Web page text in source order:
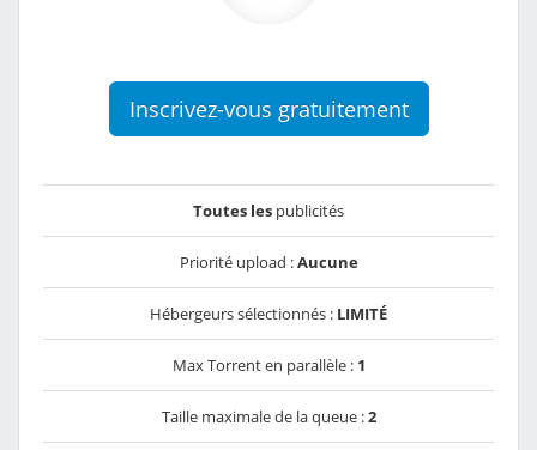
Inscrivez-vous gratuitement
Toutes les publicités
Priorité upload :Aucune
Hébergeurs sélectionnés : LIMITÉ
Max Torrent en parallèle : 1
Taille maximale de la queue :2